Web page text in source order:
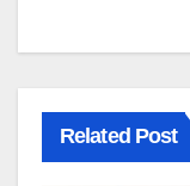
Related Post